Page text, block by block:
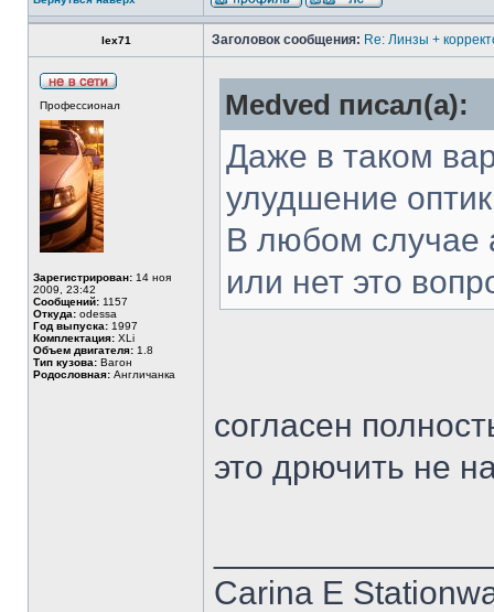
lex71 Заголовок сообщения: Re: Линзы +
Профессионал
Зарегистрирован: 14 ноя
2009, 23:42
Сообщений: 1157
Откуда: odessa
Год выпуска: 1997
Комплектация: XLi
Объем двигателя: 1.8
Тип кузова: Вагон
Родословная: Англичанка
Medved писал(а):
Даже в таком
улудшение
В любом случае
или нет это
согласен
это дрючить не
Carina E